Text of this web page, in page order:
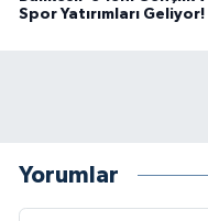
Spor Yatırımları Geliyor!
Yorumlar